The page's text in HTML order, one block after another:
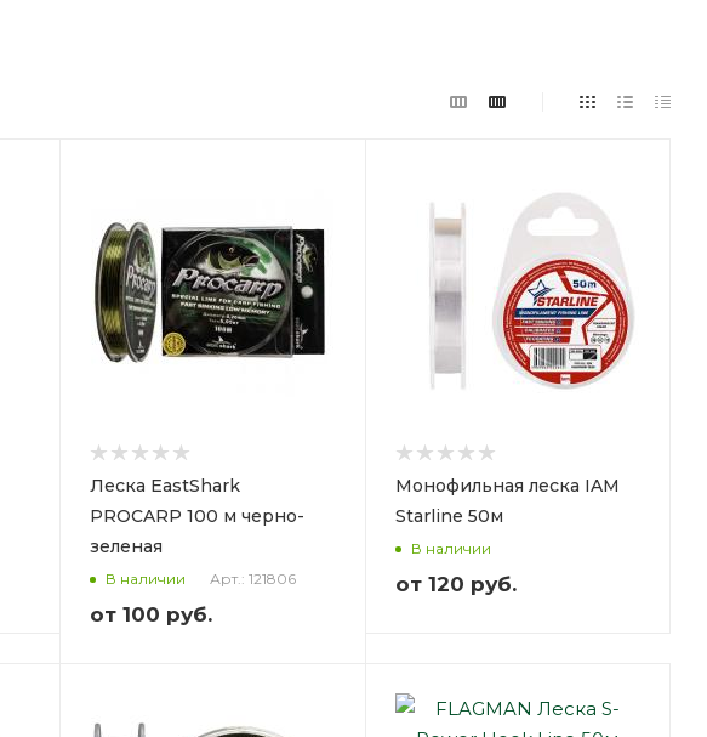
Леска EastShark
PROCARP 100 м черно-
зеленая
В наличии Арт.: 121806
от 100 руб.
Монофильная леска IAM
Starline 50м
В наличии
от 120 руб.